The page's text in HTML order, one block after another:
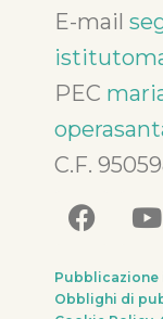
E-mail
PEC
C.F.
Pubblicazione
Obblighi di